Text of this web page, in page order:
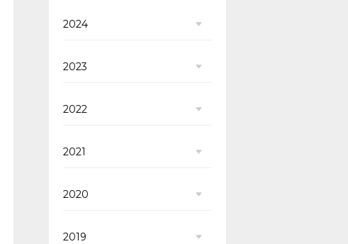
2024
2023
2022
2021
2020
2019